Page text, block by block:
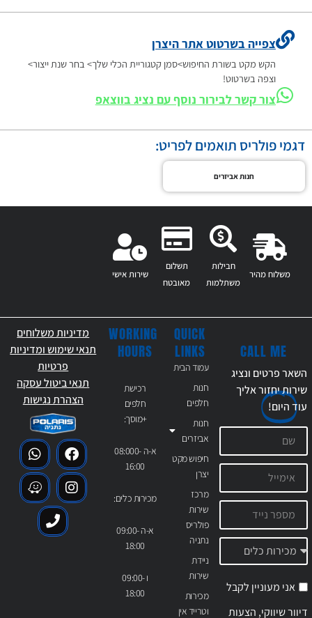
צפייה בשרטוט אתר היצרן
הקש מקט בשורת החיפוש>סמן קטגוריית הכלי שלך> בחר שנת ייצור>
וצפה בשרטוט!
צור קשר לבירור נוסף עם נציג בווצאפ
דגמי פולריס תואמים לפריט:
חנות אביזרים
משלוח מהיר
חבילות
משתלמות
תשלום
מאובטח
שירות אישי
QUICK
LINKS
עמוד הבית
חנות
חלפים
חנות
אביזרים
חיפוש מקט
יצרן
מרכז
שירות
פולריס
נתניה
ניידת
שירות
מכירות
וטרייד אין
WORKING
HOURS
רכישת
חלפים
+מוסך:
א-ה 08:000-
16:00
מכירות כלים:
א-ה 09:00-
18:00
ו 09:00-
18:00
CALL ME
השאר פרטים ונציג
שירות יחזור אליך
עודהיום!
אני מעוניין לקבל
דיוור שיווקי, הצעות
מדיניות משלוחים
תנאי שימוש ומדיניות
פרטיות
תנאי ביטול עסקה
הצהרת נגישות